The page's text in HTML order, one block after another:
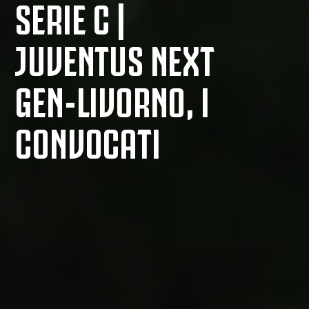
SERIE C |
JUVENTUS NEXT
GEN-LIVORNO, I
CONVOCATI